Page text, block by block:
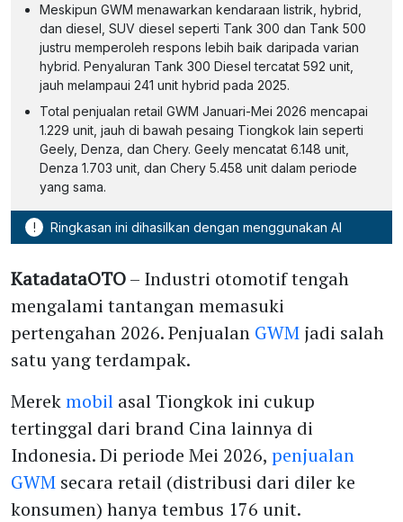
Meskipun GWM menawarkan kendaraan listrik, hybrid,
dan diesel, SUV diesel seperti Tank 300 dan Tank 500
justru memperoleh respons lebih baik daripada varian
hybrid. Penyaluran Tank 300 Diesel tercatat 592 unit,
jauh melampaui 241 unit hybrid pada 2025.
Total penjualan retail GWM Januari-Mei 2026 mencapai
1.229 unit, jauh di bawah pesaing Tiongkok lain seperti
Geely, Denza, dan Chery. Geely mencatat 6.148 unit,
Denza 1.703 unit, dan Chery 5.458 unit dalam periode
yang sama.
! Ringkasan ini dihasilkan dengan menggunakan AI
KatadataOTO– Industri otomotif tengah
mengalami tantangan memasuki
pertengahan 2026. Penjualan GWM jadi salah
satu yang terdampak.
Merekmobil asal Tiongkok ini cukup
tertinggal dari brand Cina lainnya di
Indonesia. Di periode Mei 2026, penjualan
GWM secara retail (distribusi dari diler ke
konsumen) hanya tembus 176 unit.